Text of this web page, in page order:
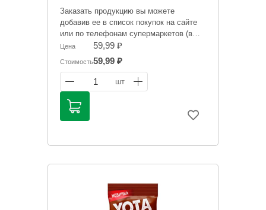
Заказать продукцию вы можете
добавив ее в список покупок на сайте
или по телефонам супермаркетов (в
зависимости от того, где вам будет
удобнее забрать заказ):
тел. 759-995 - Администратор СМ на ул.
Герцена, 20,
531-531 Администратор СМ на ул.
Ленинградской.
Информация на сайте о товарах носит
публичной офертой. Цена может
Цена 59,99 ₽
Стоимость59,99 ₽
1 шт